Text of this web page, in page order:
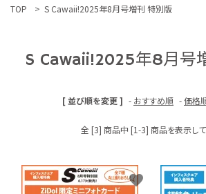
ACCOUNT MENU
雑誌
TOP S Cawaii!2025年8月号増刊 特別版
S Cawaii!2025年8月号
[ 並び順を変更 ] - おすすめ順 -価格
全 [3] 商品中 [1-3] 商品を表示し
favorite